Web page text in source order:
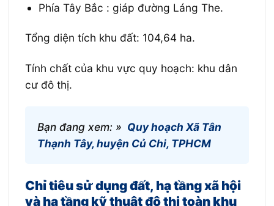
Phía Tây Bắc : giáp đường Láng The.
Tổng diện tích khu đất: 104,64 ha.
Tính chất của khu vực quy hoạch: khu dân
cư đô thị.
Bạn đang xem: » Quy hoạch Xã Tân
Thạnh Tây, huyện Củ Chi, TPHCM
Chỉ tiêu sử dụng đất, hạ tầng xã hội
và hạ tầng kỹ thuật đô thị toàn khu